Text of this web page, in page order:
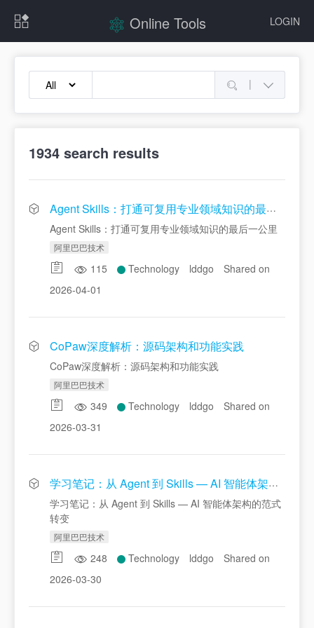
LOGIN
Online Tools
|
1934 search results
Agent Skills：打通可复用专业领域知识的最后一公里
Agent Skills：打通可复用专业领域知识的最后一公里
阿里巴巴技术
115 Technology lddgo
Shared on
2026-04-01
CoPaw深度解析：源码架构和功能实践
CoPaw深度解析：源码架构和功能实践
阿里巴巴技术
349 Technology lddgo
Shared on
2026-03-31
学习笔记：从 Agent 到 Skills — AI 智能体架构的范式转变
学习笔记：从 Agent 到 Skills — AI 智能体架构的范式
转变
阿里巴巴技术
248 Technology lddgo
Shared on
2026-03-30